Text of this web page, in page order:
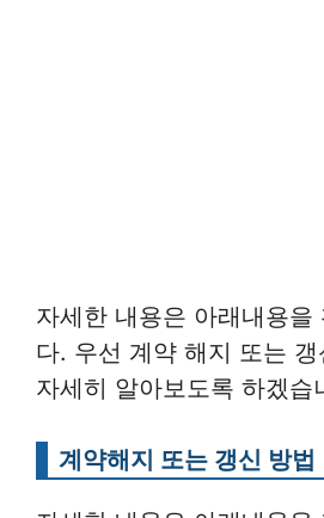
자세한 내용은 아래내용을
다. 우선 계약 해지 또는
자세히 알아보도록 하겠습
계약해지 또는 갱신 방법